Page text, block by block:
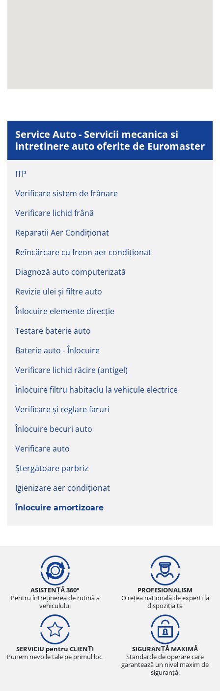
Service Auto - Servicii mecanica si
intretinere auto oferite de Euromaster
ITP
Verificare sistem de frânare
Verificare lichid frână
Reparatii Aer Condiționat
Reîncărcare cu freon aer condiționat
Diagnoză auto computerizată
Revizie ulei şi filtre auto
Înlocuire elemente direcție
Testare baterie auto
Baterie auto - Înlocuire
Verificare lichid răcire (antigel)
Înlocuire filtru habitaclu la vehicule electrice
Verificare și reglare faruri
Înlocuire becuri auto
Verificare auto
Ștergătoare parbriz
Igienizare aer condiționat
Înlocuire amortizoare
ASISTENȚĂ 360°
Pentru întreținerea de rutină a
vehiculului
PROFESIONALISM
O rețea națională de experți la
dispoziția ta
SERVICIU pentru CLIENȚI
Punem nevoile tale pe primul loc.
SIGURANȚĂ MAXIMĂ
Standarde de operare care
garantează un nivel maxim de
siguranță.